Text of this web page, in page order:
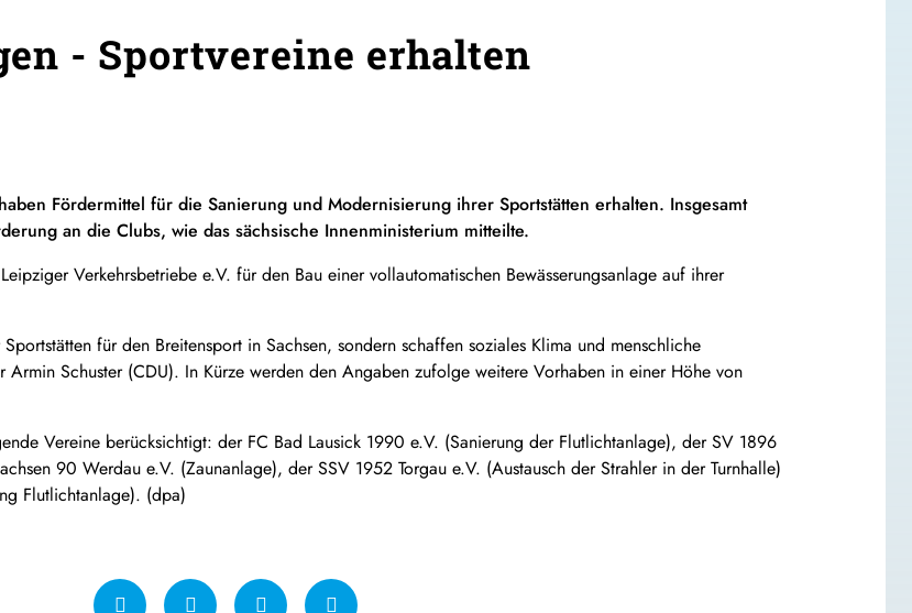
- Sportvereine erhalten
Fördermittel für die Sanierung und Modernisierung ihrer Sportstätten erhalten. Insgesamt
an die Clubs, wie das sächsische Innenministerium mitteilte.
Verkehrsbetriebe e.V. für den Bau einer vollautomatischen Bewässerungsanlage auf ihrer
für den Breitensport in Sachsen, sondern schaffen soziales Klima und menschliche
Armin Schuster (CDU). In Kürze werden den Angaben zufolge weitere Vorhaben in einer Höhe von
Vereine berücksichtigt: der FC Bad Lausick 1990 e.V. (Sanierung der Flutlichtanlage), der SV 1896
90 Werdau e.V. (Zaunanlage), der SSV 1952 Torgau e.V. (Austausch der Strahler in der Turnhalle)
Flutlichtanlage). (dpa)